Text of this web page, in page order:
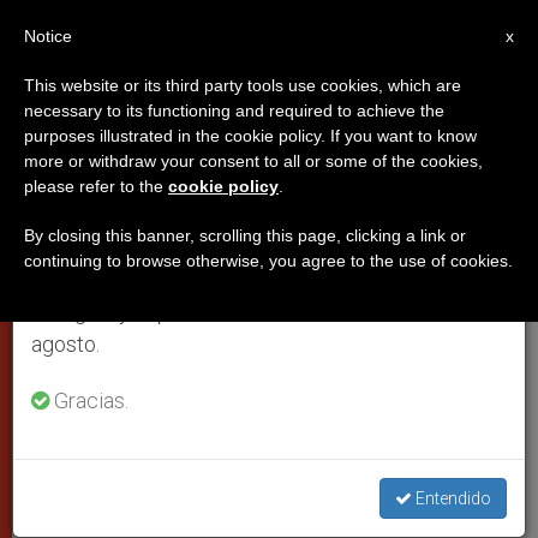
La Santa Sede cierra el año 2003
en números rojos por tercer año
consecutivo
IUDAD DEL VATICANO, miércoles, 7
anunció este miércoles que ha cerrado
×
Aviso importante
Del 27 de julio al 7 de agosto haremos la pausa
anual, aprovechando que en el periodo de verano
se generan menos informaciones y también el
agosto.
Gracias.
Entendido
x
Notice
This website or its third party tools use cookies, which are
necessary to its functioning and required to achieve the
purposes illustrated in the cookie policy. If you want to know
more or withdraw your consent to all or some of the cookies,
please refer to the cookie policy
By closing this banner, scrolling this page, clicking a link or
continuing to browse otherwise, you agree to the use of cookies.